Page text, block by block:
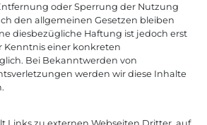
oder Sperrung der Nutzung
den allgemeinen Gesetzen bleiben
diesbezügliche Haftung ist jedoch erst
einer konkreten
Bei Bekanntwerden von
werden wir diese Inhalte